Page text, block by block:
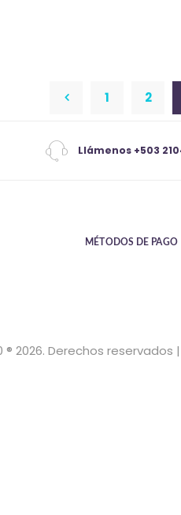
1 2
Llámenos +503
MÉTODOS DE PAGO
® 2026. Derechos